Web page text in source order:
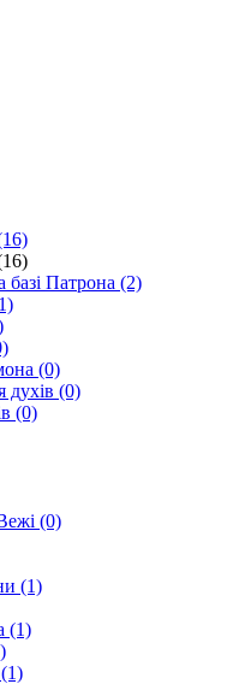
базі Патрона (2)
(0)
духів (0)
(0)
(0)
(1)
(1)